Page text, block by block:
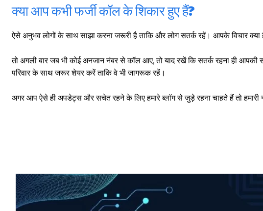
हर खाते के बदले मिलते थे 20 से 25 हजार
साइबर धोखाधड़ी बैंकिंग में
हर खाते के बदले मिलते थे 20 से 25 हजार
क्या आप कभी फर्जी कॉल के शिकार हुए हैं?
ऐसे अनुभव लोगों के साथ साझा करना जरूरी है ताकि और लोग सतर्क रहें। आपके विचार
तो अगली बार जब भी कोई अनजान नंबर से कॉल आए, तो याद रखें कि सतर्क रहना ही
परिवार के साथ जरूर शेयर करें ताकि वे भी जागरूक रहें।
अगर आप ऐसे ही अपडेट्स और सचेत रहने के लिए हमारे ब्लॉग से जुड़े रहना चाहते हैं तो